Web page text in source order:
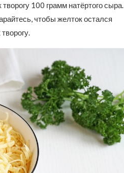
100 грамм натёртого сыра.
чтобы желток остался